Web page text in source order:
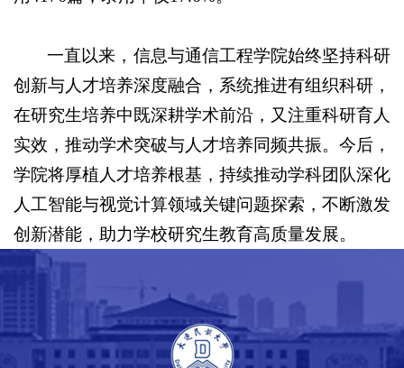
一直以来，信息与通信工程学院始终坚持科研
创新与人才培养深度融合，系统推进有组织科研，
在研究生培养中既深耕学术前沿，又注重科研育人
实效，推动学术突破与人才培养同频共振。今后，
学院将厚植人才培养根基，持续推动学科团队深化
人工智能与视觉计算领域关键问题探索，不断激发
创新潜能，助力学校研究生教育高质量发展。